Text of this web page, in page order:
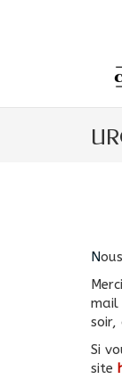
mail
soir,
Si
site